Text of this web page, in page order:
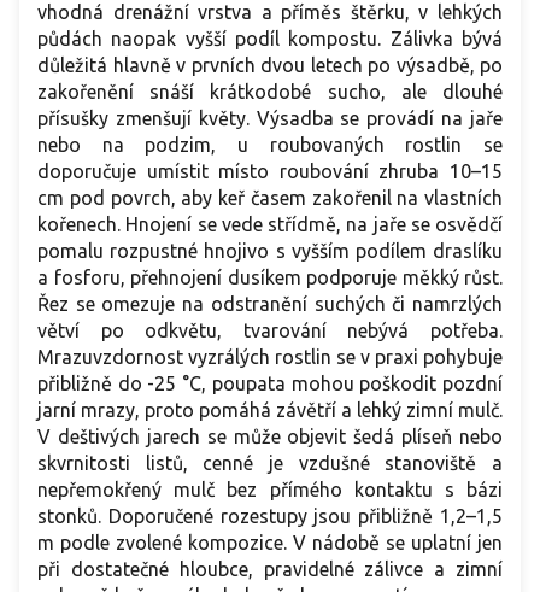
vhodná drenážní vrstva a příměs štěrku, v lehkých
půdách naopak vyšší podíl kompostu. Zálivka bývá
důležitá hlavně v prvních dvou letech po výsadbě, po
zakořenění snáší krátkodobé sucho, ale dlouhé
přísušky zmenšují květy. Výsadba se provádí na jaře
nebo na podzim, u roubovaných rostlin se
doporučuje umístit místo roubování zhruba 10–15
cm pod povrch, aby keř časem zakořenil na vlastních
kořenech. Hnojení se vede střídmě, na jaře se osvědčí
pomalu rozpustné hnojivo s vyšším podílem draslíku
a fosforu, přehnojení dusíkem podporuje měkký růst.
Řez se omezuje na odstranění suchých či namrzlých
větví po odkvětu, tvarování nebývá potřeba.
Mrazuvzdornost vyzrálých rostlin se v praxi pohybuje
přibližně do -25 °C, poupata mohou poškodit pozdní
jarní mrazy, proto pomáhá závětří a lehký zimní mulč.
V deštivých jarech se může objevit šedá plíseň nebo
skvrnitosti listů, cenné je vzdušné stanoviště a
nepřemokřený mulč bez přímého kontaktu s bázi
stonků. Doporučené rozestupy jsou přibližně 1,2–1,5
m podle zvolené kompozice. V nádobě se uplatní jen
při dostatečné hloubce, pravidelné zálivce a zimní